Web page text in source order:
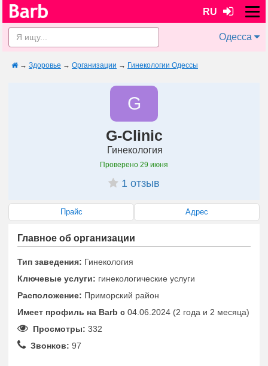
RU
Одесса
→ Здоровье → Организации → Гинекологии Одессы
G
G-Clinic
Гинекология
Проверено 29 июня
1 отзыв
Прайс Адрес
Главное об организации
Тип заведения: Гинекология
Ключевые услуги: гинекологические услуги
Расположение: Приморский район
Имеет профиль на Barb c 04.06.2024 (2 года и 2 месяца)
Просмотры: 332
Звонков: 97